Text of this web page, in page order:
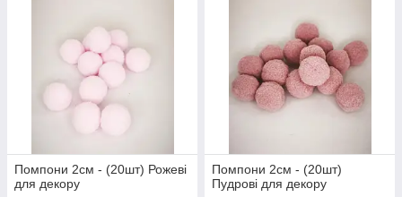
Помпони 2см - (20шт) Рожеві
для декору
Помпони 2см - (20шт)
Пудрові для декору